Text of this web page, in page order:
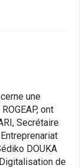
une
ont
Secrétaire
DOUKA
de